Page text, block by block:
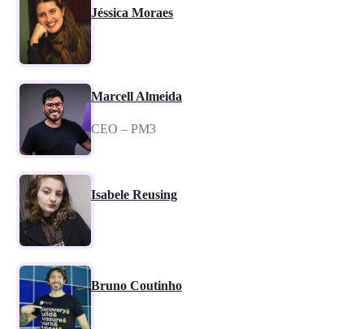
Jéssica Moraes
Marcell Almeida
CEO – PM3
Isabele Reusing
Bruno Coutinho